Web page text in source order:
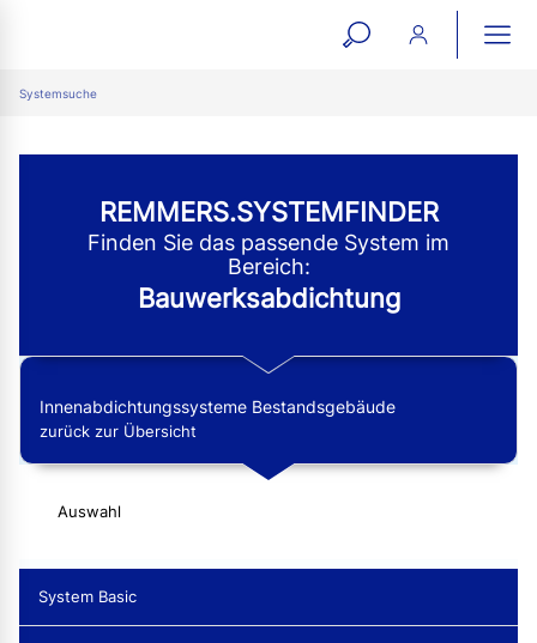
open
Systemsuche
REMMERS.SYSTEMFINDER
Finden Sie das passende System im
Bereich:
Bauwerksabdichtung
Innenabdichtungssysteme Bestandsgebäude
zurück zur Übersicht
Auswahl
System Basic